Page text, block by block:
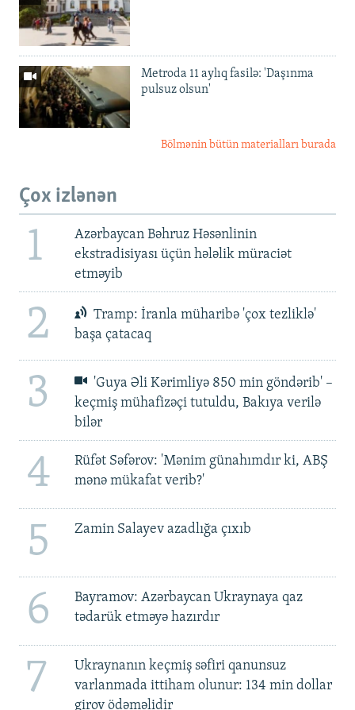
Metroda 11 aylıq fasilə: 'Daşınma
pulsuz olsun'
Bölmənin bütün materialları burada
Çox izlənən
1
Azərbaycan Bəhruz Həsənlinin
ekstradisiyası üçün hələlik müraciət
etməyib
2
Tramp: İranla müharibə 'çox tezliklə'
başa çatacaq
3
'Guya Əli Kərimliyə 850 min göndərib' –
keçmiş mühafizəçi tutuldu, Bakıya verilə
bilər
4
Rüfət Səfərov: 'Mənim günahımdır ki, ABŞ
mənə mükafat verib?'
5 Zamin Salayev azadlığa çıxıb
6
Bayramov: Azərbaycan Ukraynaya qaz
tədarük etməyə hazırdır
7
Ukraynanın keçmiş səfiri qanunsuz
varlanmada ittiham olunur: 134 min dollar
girov ödəməlidir